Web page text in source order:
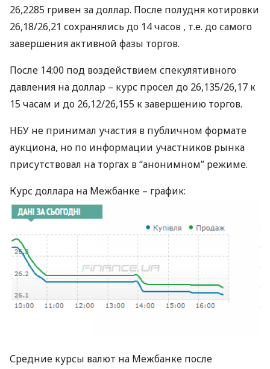
26,2285 гривен за доллар. После полудня котировки
26,18/26,21 сохранялись до 14 часов , т.е. до самого
завершения активной фазы торгов.
После 14:00 под воздействием спекулятивного
давления на доллар – курс просел до 26,135/26,17 к
15 часам и до 26,12/26,155 к завершению торгов.
НБУ не принимал участия в публичном формате
аукциона, но по информации участников рынка
присутствовал на торгах в “анонимном” режиме.
Курс доллара на Межбанке – график:
Средние курсы валют на Межбанке после